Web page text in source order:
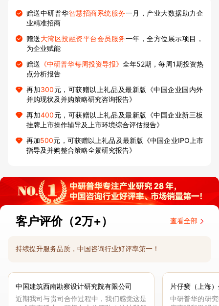
赠送中研普华智慧招商系统服务一月，产业大数据助力企
业精准招商
赠送大湾区投融资平台会员服务一年，全方位展示项目，
为企业赋能
赠送 《中研普华每周投资导报》全年52期，每周1期投资热
点分析报告
再加300元，可获赠以上礼品及最新版《中国企业国内外
并购现状及并购策略研究咨询报告》
再加400元，可获赠以上礼品及最新版《中国企业新三板
挂牌上市操作辅导及上市环境综合评估报告》
再加500元，可获赠以上礼品及最新版《中国企业IPO上市
指导及并购整合策略全景研究报告》
客户评价（2万+） 查看全部
持续提升服务品质，中国咨询行业好评率第一！
中国建筑西南勘察设计研究院有限公司
近期我司与贵司合作过程中，我们感觉这是
片仔癀（上海
中研普华的研